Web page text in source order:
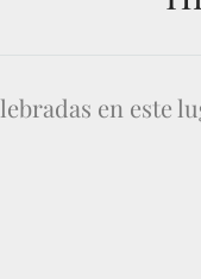
en este